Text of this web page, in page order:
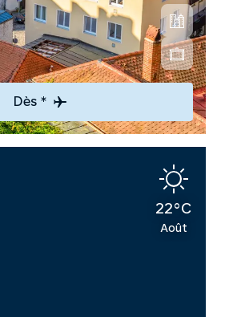
Dès *
22°C
Août